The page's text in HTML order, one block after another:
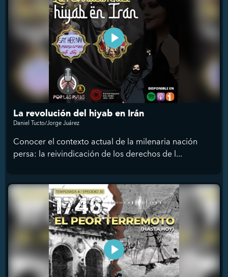
La revolución del hiyab en Irán
Daniel Tucto/Jorge Juárez
Conocer el contexto actual de la milenaria nación
persa: la reivindicación de los derechos de l...